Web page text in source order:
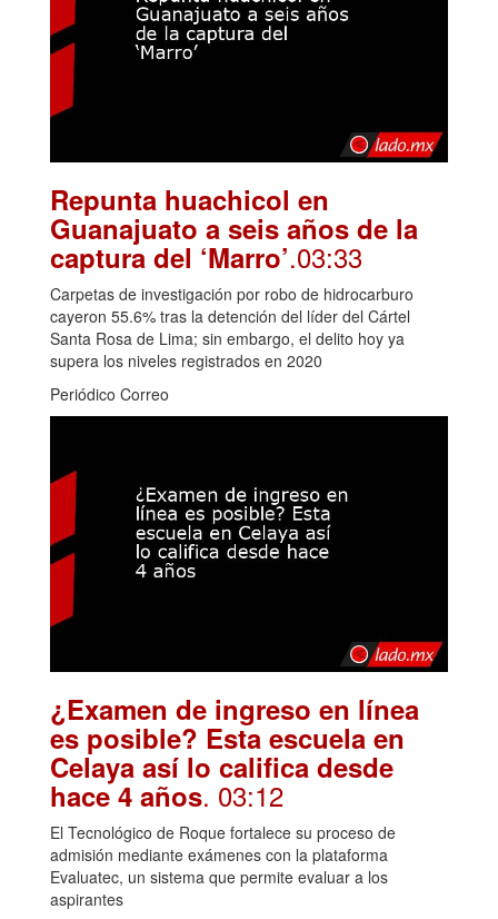
Repunta huachicol en
Guanajuato a seis años de la
captura del ‘Marro’.03:33
Carpetas de investigación por robo de hidrocarburo
cayeron 55.6% tras la detención del líder del Cártel
Santa Rosa de Lima; sin embargo, el delito hoy ya
supera los niveles registrados en 2020
Periódico Correo
¿Examen de ingreso en línea
es posible? Esta escuela en
Celaya así lo califica desde
hace 4 años. 03:12
El Tecnológico de Roque fortalece su proceso de
admisión mediante exámenes con la plataforma
Evaluatec, un sistema que permite evaluar a los
aspirantes